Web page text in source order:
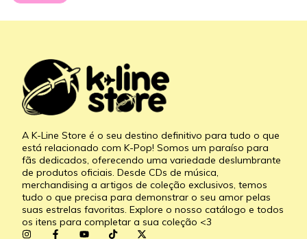
A K-Line Store é o seu destino definitivo para tudo o que
está relacionado com K-Pop! Somos um paraíso para
fãs dedicados, oferecendo uma variedade deslumbrante
de produtos oficiais. Desde CDs de música,
merchandising a artigos de coleção exclusivos, temos
tudo o que precisa para demonstrar o seu amor pelas
suas estrelas favoritas. Explore o nosso catálogo e todos
os itens para completar a sua coleção <3